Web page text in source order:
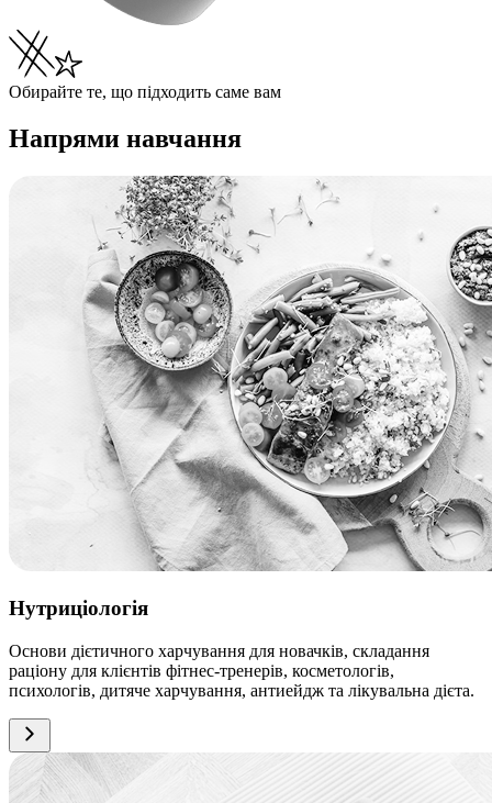
Обирайте те, що підходить саме вам
Напрями навчання
Нутриціологія
Основи дієтичного харчування для новачків, складання
раціону для клієнтів фітнес-тренерів, косметологів,
психологів, дитяче харчування, антиейдж та лікувальна дієта.